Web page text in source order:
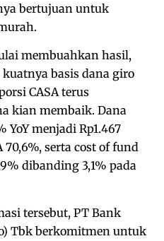
bertujuan untuk
membuahkan hasil,
basis dana giro
CASA terus
kian membaik. Dana
YoY menjadi Rp1.467
serta cost of fund
dibanding 3,1% pada
tersebut, PT Bank
Tbk berkomitmen untuk